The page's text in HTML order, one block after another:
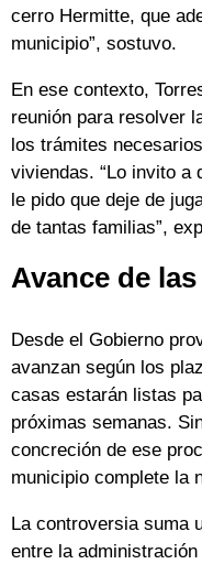
cerro Hermitte, que
municipio”, sostuvo.
En ese contexto,
reunión para resolver
los trámites
viviendas. “Lo invito a
le pido que deje de
de tantas familias”,
Avance de
Desde el Gobierno
avanzan según los
casas estarán listas
próximas semanas.
concreción de ese
municipio complete la
La controversia suma
entre la